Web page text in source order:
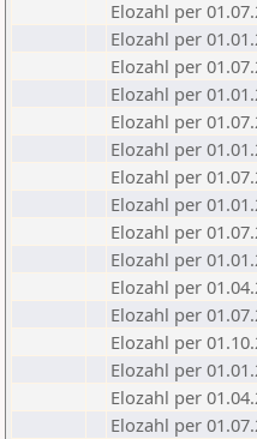
Elozahl per
Elozahl per
Elozahl per
Elozahl per
Elozahl per
Elozahl per
Elozahl per
Elozahl per
Elozahl per
Elozahl per
Elozahl per
Elozahl per
Elozahl per
Elozahl per
Elozahl per
Elozahl per